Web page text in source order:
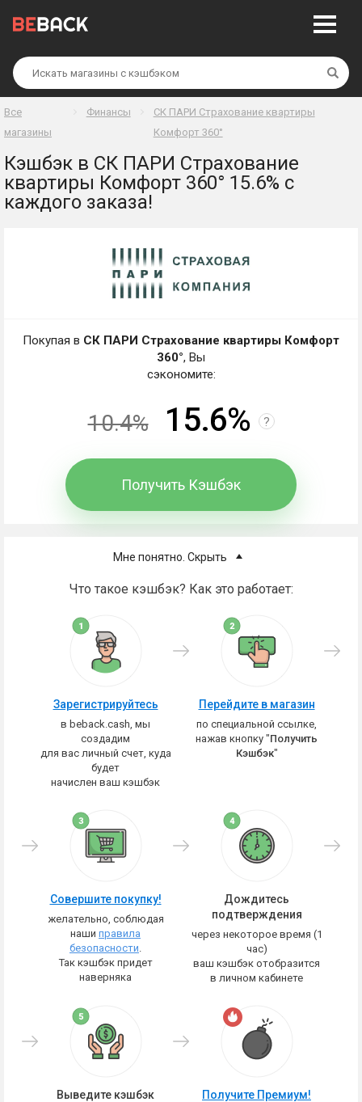
Все
магазины
Финансы
СК ПАРИ Страхование квартиры
Комфорт 360°
Кэшбэк в СК ПАРИ Страхование
квартиры Комфорт 360° 15.6% с
каждого заказа!
Мне понятно. Скрыть
Что такое кэшбэк? Как это работает:
Зарегистрируйтесь
в beback.cash, мы
создадим
для вас личный счет, куда
будет
начислен ваш кэшбэк
Перейдите в магазин
по специальной ссылке,
нажав кнопку "Получить
Кэшбэк"
Совершите покупку!
желательно, соблюдая
наши правила
безопасности.
Так кэшбэк придет
наверняка
Дождитесь
подтверждения
через некоторое время (1
час)
ваш кэшбэк отобразится
в личном кабинете
Выведите кэшбэк Получите Премиум!
Покупая в СК ПАРИ Страхование квартиры Комфорт
360°, Вы
сэкономите:
10.4% 15.6% ?
Получить Кэшбэк